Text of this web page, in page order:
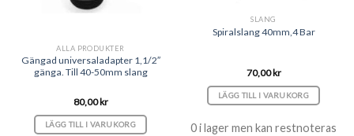
ALLA PRODUKTER
Gängad universaladapter 1,1/2″
gänga. Till 40-50mm slang
80,00kr
LÄGG TILL I VARUKORG
SLANG
Spiralslang 40mm,4 Bar
70,00kr
LÄGG TILL I VARUKORG
0 i lager men kan restnoteras